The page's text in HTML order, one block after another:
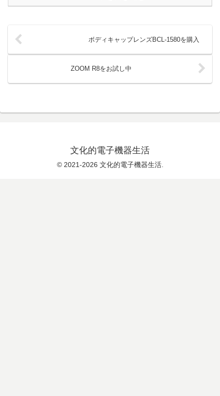
ボディキャップレンズBCL-1580を購入
ZOOM R8をお試し中
文化的電子機器生活
© 2021-2026 文化的電子機器生活.